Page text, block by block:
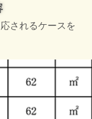
されるケースを